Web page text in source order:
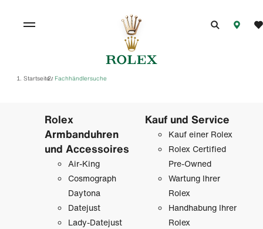
Startseite/ Fachhändlersuche
Rolex
Armbanduhren
und Accessoires
Air-King
Cosmograph
Daytona
Datejust
Lady-Datejust
Kauf und Service
Kauf einer Rolex
Rolex Certified
Pre-Owned
Wartung Ihrer
Rolex
Handhabung Ihrer
Rolex